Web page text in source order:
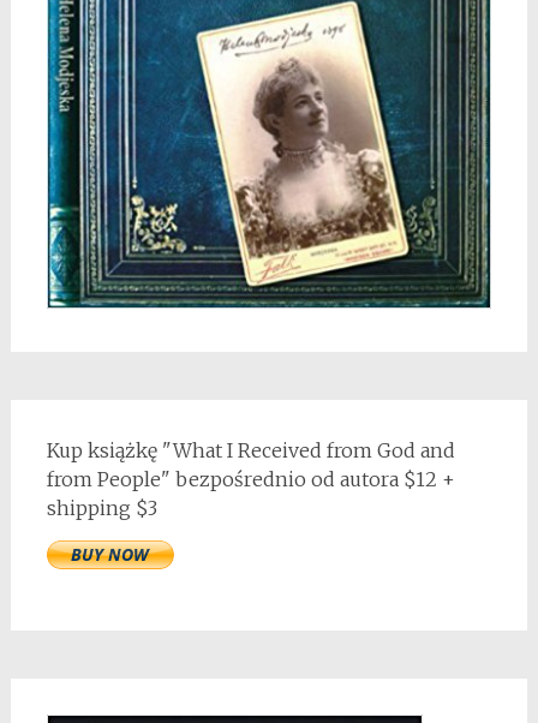
Kup książkę "What I Received from God and
from People" bezpośrednio od autora $12 +
shipping $3